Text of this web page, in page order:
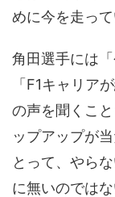
めに今を走って
角田選手には
「F1キャリア
の声を聞くこ
ップアップが
とって、やら
に無いのではな